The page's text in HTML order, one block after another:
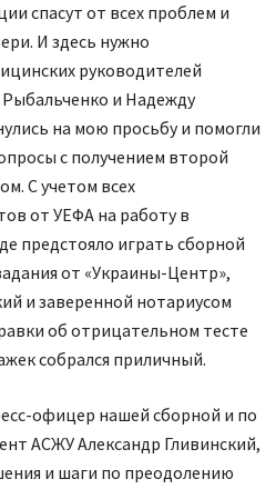
спасут от всех проблем и
И здесь нужно
руководителей
и Надежду
на мою просьбу и помогли
с получением второй
С учетом всех
от УЕФА на работу в
предстояло играть сборной
от «Украины-Центр»,
и заверенной нотариусом
об отрицательном тесте
собрался приличный.
офицер нашей сборной и по
АСЖУ Александр Гливинский,
и шаги по преодолению